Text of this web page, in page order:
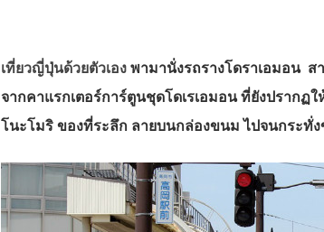
เที่ยวญี่ปุ่นด้วยตัวเอง พามานั่งรถรางโดราเอมอน ส
จากคาแรกเตอร์การ์ตูนชุดโดเรเอมอน ที่ยังปรากฏ
โนะโมริ ของที่ระลึก ลายบนกล่องขนม ไปจนกระทั่